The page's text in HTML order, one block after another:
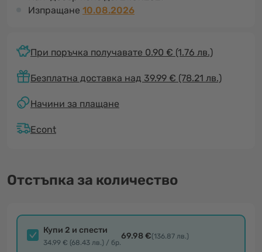
Изпращане 10.08.2026
При поръчка получавате 0.90 € (1.76 лв.)
Безплатна доставка над 39.99 € (78.21 лв.)
Начини за плащане
Econt
Отстъпка за количество
Купи 2 и спести
34.99 € (68.43 лв.) / бр.
69.98 €(136.87 лв.)